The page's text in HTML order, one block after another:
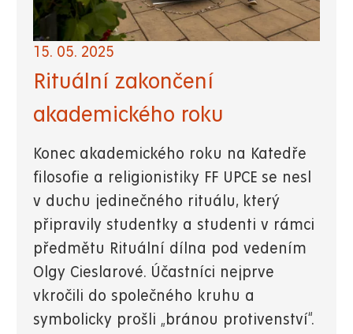
15. 05. 2025
Rituální zakončení
akademického roku
Konec akademického roku na Katedře
filosofie a religionistiky FF UPCE se nesl
v duchu jedinečného rituálu, který
připravily studentky a studenti v rámci
předmětu Rituální dílna pod vedením
Olgy Cieslarové. Účastníci nejprve
vkročili do společného kruhu a
symbolicky prošli „bránou protivenství“.